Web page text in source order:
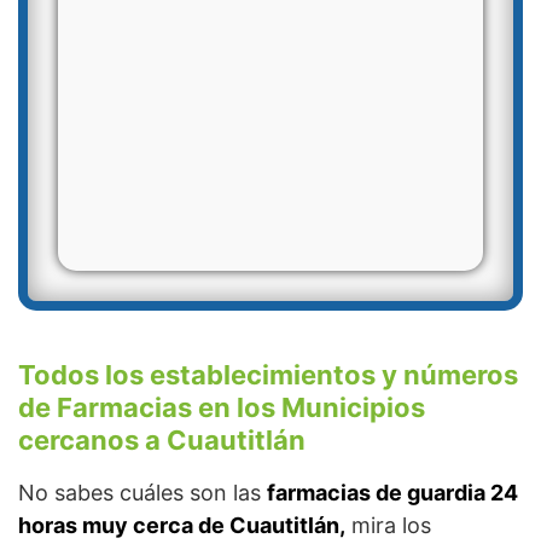
Todos los establecimientos y números
de Farmacias en los Municipios
cercanos a Cuautitlán
No sabes cuáles son las farmacias de guardia 24
horas muy cerca de Cuautitlán, mira los